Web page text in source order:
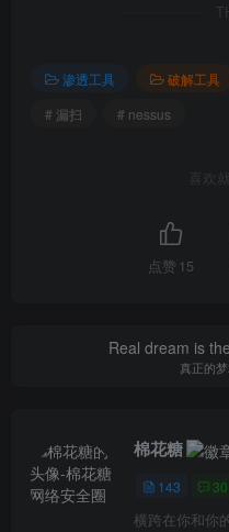
渗透工具
破解工具
# 漏扫
# nessus
喜欢
点赞 15
Real dream is
真正的
棉花糖
143 30
横跨在你和你